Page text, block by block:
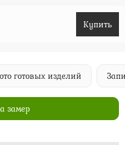
Купить
готовых изделий
замер